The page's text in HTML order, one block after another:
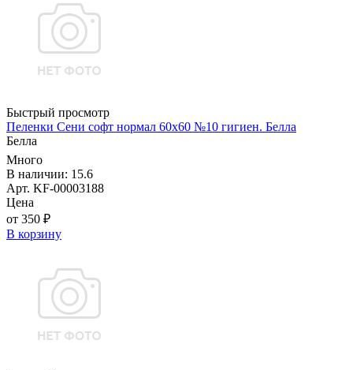
Быстрый просмотр
Пеленки Сени софт нормал 60х60 №10 гигиен. Белла
Белла
Много
В наличии: 15.6
Арт. KF-00003188
Цена
от 350 ₽
В корзину